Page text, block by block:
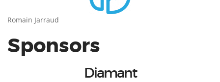
Romain Jarraud
Sponsors
Diamant